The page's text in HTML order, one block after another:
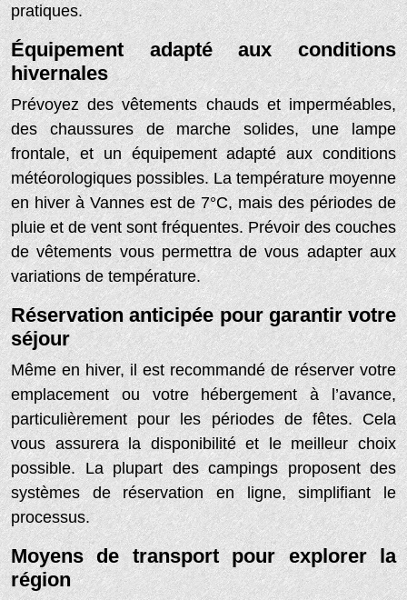
pratiques.
Équipement adapté aux conditions
hivernales
Prévoyez des vêtements chauds et imperméables,
des chaussures de marche solides, une lampe
frontale, et un équipement adapté aux conditions
météorologiques possibles. La température moyenne
en hiver à Vannes est de 7°C, mais des périodes de
pluie et de vent sont fréquentes. Prévoir des couches
de vêtements vous permettra de vous adapter aux
variations de température.
Réservation anticipée pour garantir votre
séjour
Même en hiver, il est recommandé de réserver votre
emplacement ou votre hébergement à l’avance,
particulièrement pour les périodes de fêtes. Cela
vous assurera la disponibilité et le meilleur choix
possible. La plupart des campings proposent des
systèmes de réservation en ligne, simplifiant le
processus.
Moyens de transport pour explorer la
région